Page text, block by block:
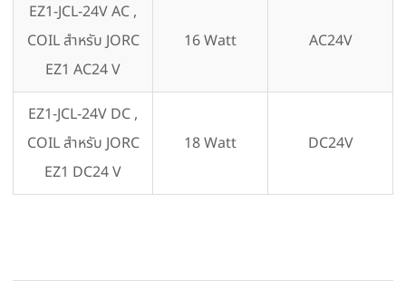
EZ1-JCL-24V AC ,
COIL สำหรับ JORC
EZ1 AC24 V
16 Watt AC24V
EZ1-JCL-24V DC ,
COIL สำหรับ JORC
EZ1 DC24 V
18 Watt DC24V